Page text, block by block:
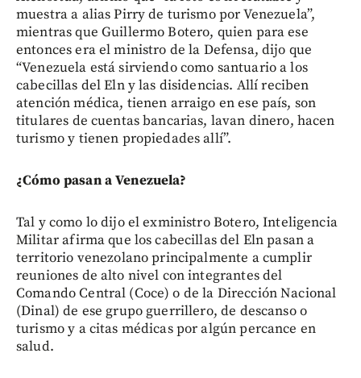
muestra a alias Pirry de turismo por Venezuela”,
mientras que Guillermo Botero, quien para ese
entonces era el ministro de la Defensa, dijo que
“Venezuela está sirviendo como santuario a los
cabecillas del Eln y las disidencias. Allí reciben
atención médica, tienen arraigo en ese país, son
titulares de cuentas bancarias, lavan dinero, hacen
turismo y tienen propiedades allí”.
¿Cómo pasan a Venezuela?
Tal y como lo dijo el exministro Botero, Inteligencia
Militar afirma que los cabecillas del Eln pasan a
territorio venezolano principalmente a cumplir
reuniones de alto nivel con integrantes del
Comando Central (Coce) o de la Dirección Nacional
(Dinal) de ese grupo guerrillero, de descanso o
turismo y a citas médicas por algún percance en
salud.